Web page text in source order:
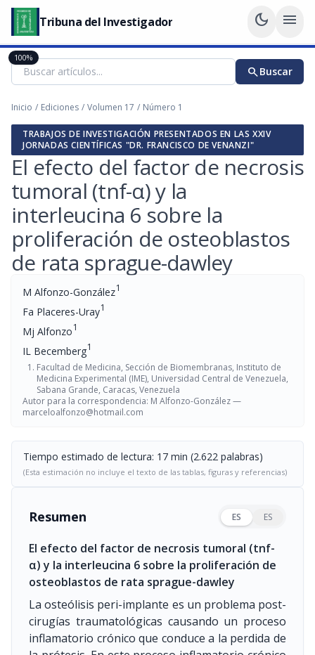
Tribuna del Investigador dark_mode menu
searchBuscar
Inicio / Ediciones / Volumen 17 / Número 1
TRABAJOS DE INVESTIGACIÓN PRESENTADOS EN LAS XXIV
JORNADAS CIENTÍFICAS "DR. FRANCISCO DE VENANZI"
El efecto del factor de necrosis
tumoral (tnf-α) y la
interleucina 6 sobre la
proliferación de osteoblastos
de rata sprague-dawley
M Alfonzo-González1
Fa Placeres-Uray1
Mj Alfonzo1
IL Becemberg1
Facultad de Medicina, Sección de Biomembranas, Instituto de
Medicina Experimental (IME), Universidad Central de Venezuela,
Sabana Grande, Caracas, Venezuela
Autor para la correspondencia: M Alfonzo-González —
marceloalfonzo@hotmail.com
Tiempo estimado de lectura: 17 min (2.622 palabras)
(Esta estimación no incluye el texto de las tablas, figuras y referencias)
Resumen ES ES
El efecto del factor de necrosis tumoral (tnf-
α) y la interleucina 6 sobre la proliferación de
osteoblastos de rata sprague-dawley
La osteólisis peri-implante es un problema post-
cirugías traumatológicas causando un proceso
inflamatorio crónico que conduce a la perdida de
100%